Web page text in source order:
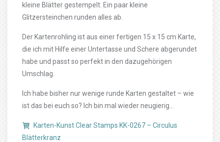
kleine Blätter gestempelt. Ein paar kleine
Glitzersteinchen runden alles ab.
Der Kartenrohling ist aus einer fertigen 15 x 15 cm Karte,
die ich mit Hilfe einer Untertasse und Schere abgerundet
habe und passt so perfekt in den dazugehörigen
Umschlag.
Ich habe bisher nur wenige runde Karten gestaltet – wie
ist das bei euch so? Ich bin mal wieder neugierig…
Karten-Kunst Clear Stamps KK-0267 – Circulus
Blätterkranz